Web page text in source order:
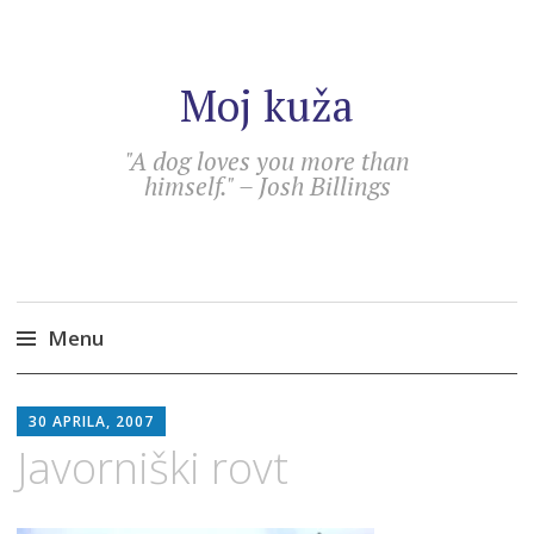
Moj kuža
"A dog loves you more than
himself." – Josh Billings
Menu
to
content
30 APRILA, 2007
Javorniški rovt